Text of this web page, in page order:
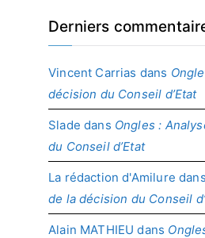
Derniers
Vincent Carrias dans
décision du Conseil d’Etat
Slade dans Ongles :
du Conseil d’Etat
La rédaction d'Amilure dans
de la décision du Conseil
Alain MATHIEU dans